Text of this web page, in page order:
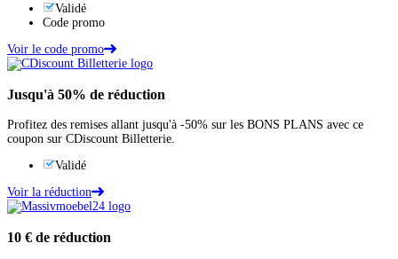
Validé
Code promo
Voir le code promo
Jusqu'à 50% de réduction
Profitez des remises allant jusqu'à -50% sur les BONS PLANS avec ce
coupon sur CDiscount Billetterie.
Validé
Voir la réduction
10 € de réduction